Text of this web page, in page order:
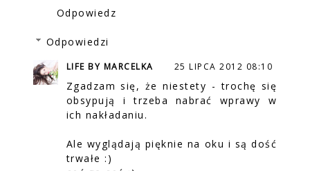
Odpowiedz
Odpowiedzi
LIFE BY MARCELKA 25 LIPCA 2012 08:10
Zgadzam się, że niestety - trochę się
obsypują i trzeba nabrać wprawy w
ich nakładaniu.
Ale wyglądają pięknie na oku i są dość
trwałe :)